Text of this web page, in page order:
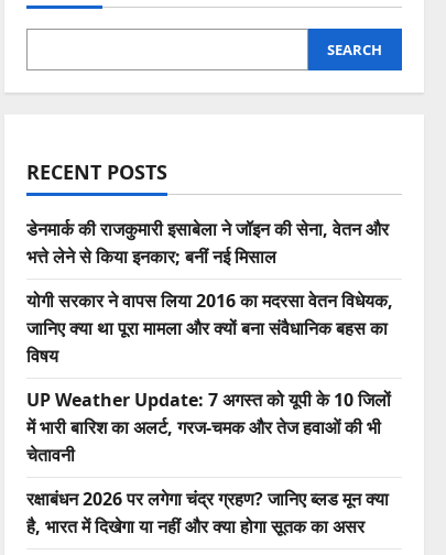
SEARCH
RECENT POSTS
डेनमार्क की राजकुमारी इसाबेला ने जॉइन की सेना, वेतन और
भत्ते लेने से किया इनकार; बनीं नई मिसाल
योगी सरकार ने वापस लिया 2016 का मदरसा वेतन विधेयक,
जानिए क्या था पूरा मामला और क्यों बना संवैधानिक बहस का
विषय
UP Weather Update: 7 अगस्त को यूपी के 10 जिलों
में भारी बारिश का अलर्ट, गरज-चमक और तेज हवाओं की भी
चेतावनी
रक्षाबंधन 2026 पर लगेगा चंद्र ग्रहण? जानिए ब्लड मून क्या
है, भारत में दिखेगा या नहीं और क्या होगा सूतक का असर